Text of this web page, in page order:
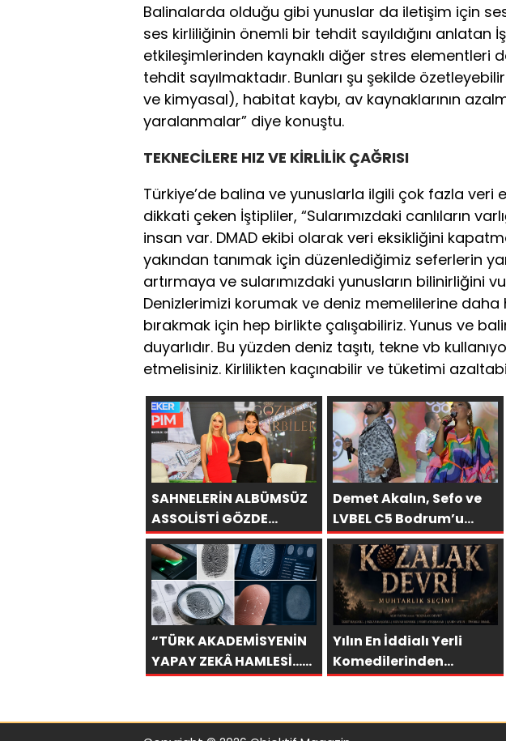
Balinalarda olduğu gibi yunuslar da iletişim için ses
ses kirliliğinin önemli bir tehdit sayıldığını anlatan
etkileşimlerinden kaynaklı diğer stres elementleri
tehdit sayılmaktadır. Bunları şu şekilde
ve kimyasal), habitat kaybı, av kaynaklarının
yaralanmalar” diye konuştu.
TEKNECİLERE HIZ VE KİRLİLİK ÇAĞRISI
Türkiye’de balina ve yunuslarla ilgili çok fazla veri
dikkati çeken İştipliler, “Sularımızdaki canlıların
insan var. DMAD ekibi olarak veri eksikliğini
yakından tanımak için düzenlediğimiz seferlerin
artırmaya ve sularımızdaki yunusların bilinirliğini
Denizlerimizi korumak ve deniz memelilerine daha
bırakmak için hep birlikte çalışabiliriz. Yunus ve
duyarlıdır. Bu yüzden deniz taşıtı, tekne vb
etmelisiniz. Kirlilikten kaçınabilir ve tüketimi
SAHNELERİN ALBÜMSÜZ
ASSOLİSTİ GÖZDE
DEMİRBİLEK, NR1
MAGAZİN’DE: “SON
ASSOLİST OLARAK VAR
OLACAĞIM!”
Demet Akalın, Sefo ve
LVBEL C5 Bodrum’u
Salladı
“TÜRK AKADEMİSYENİN
YAPAY ZEKÂ HAMLESİ…
PARMAK İZİNDEN KİŞİYE
Yılın En İddialı Yerli
Komedilerinden
“Kozalak Devri” 7